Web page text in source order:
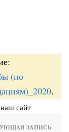
(по
.
сайт
ЗАПИСЬ